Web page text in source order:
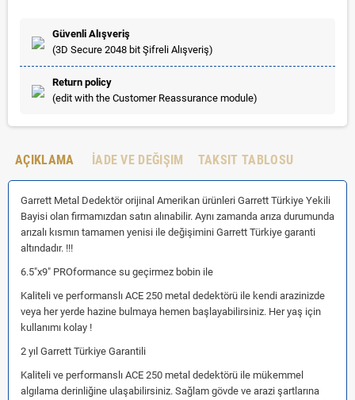
Güvenli Alışveriş
(3D Secure 2048 bit Şifreli Alışveriş)
Return policy
(edit with the Customer Reassurance module)
AÇIKLAMA İADE VE DEĞIŞIM TAKSIT TABLOSU
Garrett Metal Dedektör orijinal Amerikan ürünleri Garrett Türkiye Yekili
Bayisi olan firmamızdan satın alınabilir. Aynı zamanda arıza durumunda
arızalı kısmın tamamen yenisi ile değişimini Garrett Türkiye garanti
altındadır. !!!
6.5"x9" PROformance su geçirmez bobin ile
Kaliteli ve performanslı ACE 250 metal dedektörü ile kendi arazinizde
veya her yerde hazine bulmaya hemen başlayabilirsiniz. Her yaş için
kullanımı kolay !
2 yıl Garrett Türkiye Garantili
Kaliteli ve performanslı ACE 250 metal dedektörü ile mükemmel
algılama derinliğine ulaşabilirsiniz. Sağlam gövde ve arazi şartlarına